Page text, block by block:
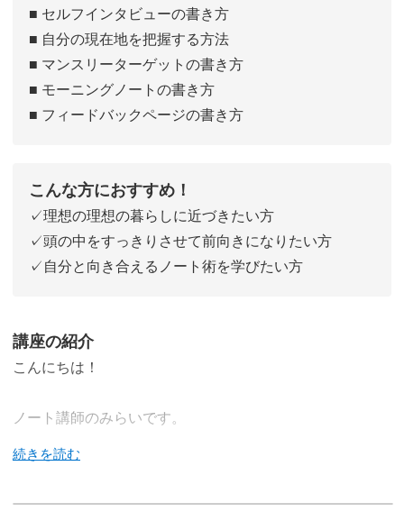
■ セルフインタビューの書き方
■ 自分の現在地を把握する方法
■ マンスリーターゲットの書き方
■ モーニングノートの書き方
■ フィードバックページの書き方
こんな方におすすめ！
✓理想の理想の暮らしに近づきたい方
✓頭の中をすっきりさせて前向きになりたい方
✓自分と向き合えるノート術を学びたい方
講座の紹介
こんにちは！
ノート講師のみらいです。